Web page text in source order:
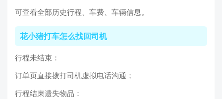
可查看全部历史行程、车费、车辆信息。
花小猪打车怎么找回司机
行程未结束：
订单页直接拨打司机虚拟电话沟通；
行程结束遗失物品：